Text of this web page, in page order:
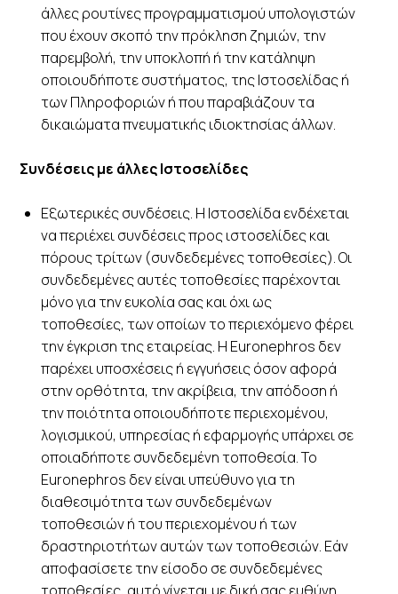
άλλες ρουτίνες προγραμματισμού υπολογιστών
που έχουν σκοπό την πρόκληση ζημιών, την
παρεμβολή, την υποκλοπή ή την κατάληψη
οποιουδήποτε συστήματος, της Ιστοσελίδας ή
των Πληροφοριών ή που παραβιάζουν τα
δικαιώματα πνευματικής ιδιοκτησίας άλλων.
Συνδέσεις με άλλες Ιστοσελίδες
Εξωτερικές συνδέσεις. Η Ιστοσελίδα ενδέχεται
να περιέχει συνδέσεις προς ιστοσελίδες και
πόρους τρίτων (συνδεδεμένες τοποθεσίες). Οι
συνδεδεμένες αυτές τοποθεσίες παρέχονται
μόνο για την ευκολία σας και όχι ως
τοποθεσίες, των οποίων το περιεχόμενο φέρει
την έγκριση της εταιρείας. Η Euronephros δεν
παρέχει υποσχέσεις ή εγγυήσεις όσον αφορά
στην ορθότητα, την ακρίβεια, την απόδοση ή
την ποιότητα οποιουδήποτε περιεχομένου,
λογισμικού, υπηρεσίας ή εφαρμογής υπάρχει σε
οποιαδήποτε συνδεδεμένη τοποθεσία. Το
Euronephros δεν είναι υπεύθυνο για τη
διαθεσιμότητα των συνδεδεμένων
τοποθεσιών ή του περιεχομένου ή των
δραστηριοτήτων αυτών των τοποθεσιών. Εάν
αποφασίσετε την είσοδο σε συνδεδεμένες